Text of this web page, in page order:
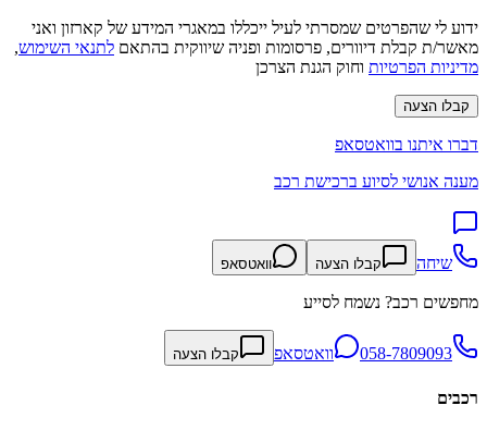
ידוע לי שהפרטים שמסרתי לעיל ייכללו במאגרי המידע של קארזון ואני
מאשר/ת קבלת דיוורים, פרסומות ופניה שיווקית בהתאם לתנאי השימוש,
מדיניות הפרטיות וחוק הגנת הצרכן
קבלו הצעה
דברו איתנו בוואטסאפ
מענה אנושי לסיוע ברכישת רכב
שיחה קבלו הצעה וואטסאפ
מחפשים רכב? נשמח לסייע
058-7809093 וואטסאפ קבלו הצעה
רכבים